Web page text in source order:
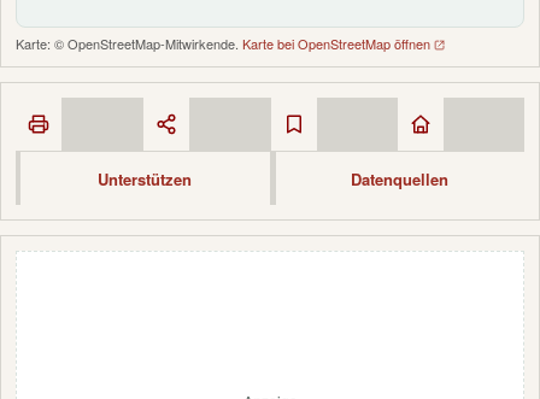
Karte: © OpenStreetMap-Mitwirkende. Karte bei OpenStreetMap öffnen
Unterstützen Datenquellen